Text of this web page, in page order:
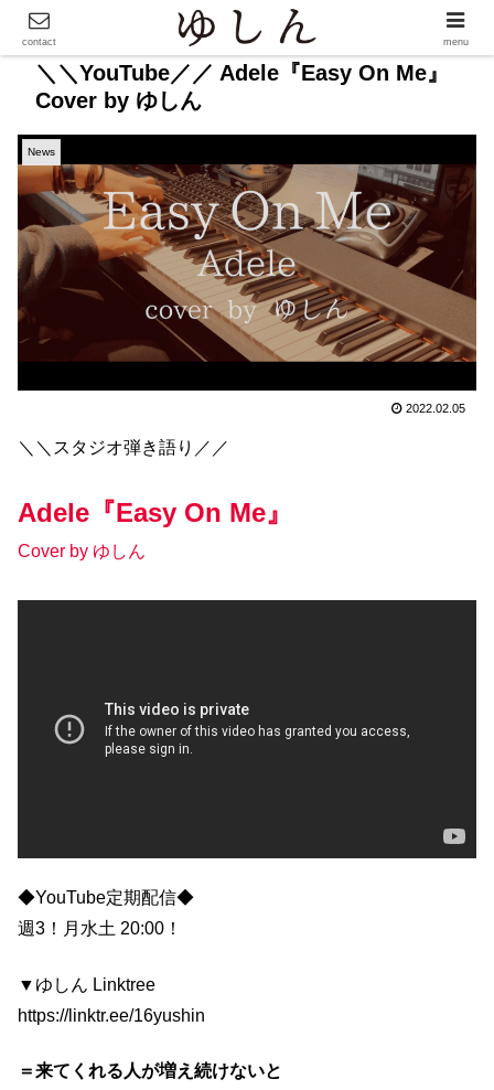
＼＼YouTube／／ Adele『Easy On Me』
Cover by ゆしん
News
2022.02.05
＼＼スタジオ弾き語り／／
Adele『Easy On Me』
Cover by ゆしん
◆YouTube定期配信◆
週3！月水土 20:00！
▼ゆしん Linktree
https://linktr.ee/16yushin
＝来てくれる人が増え続けないと
contact menu